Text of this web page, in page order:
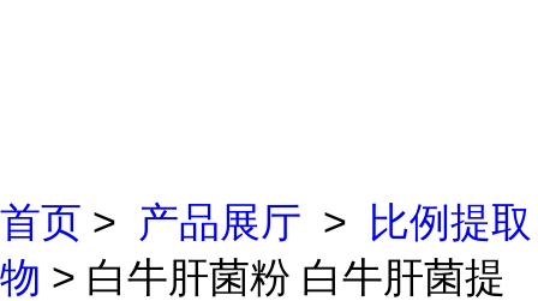
首页 > 产品展厅 >
比例提取
物 > 白牛肝菌粉 白牛肝菌提